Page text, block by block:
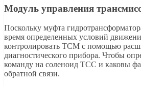
Модуль управления
Поскольку муфта
время определенных условий
контролировать TCM с помощью
диагностического прибора. Чтобы
команду на соленоид TCC и каковы
обратной связи.